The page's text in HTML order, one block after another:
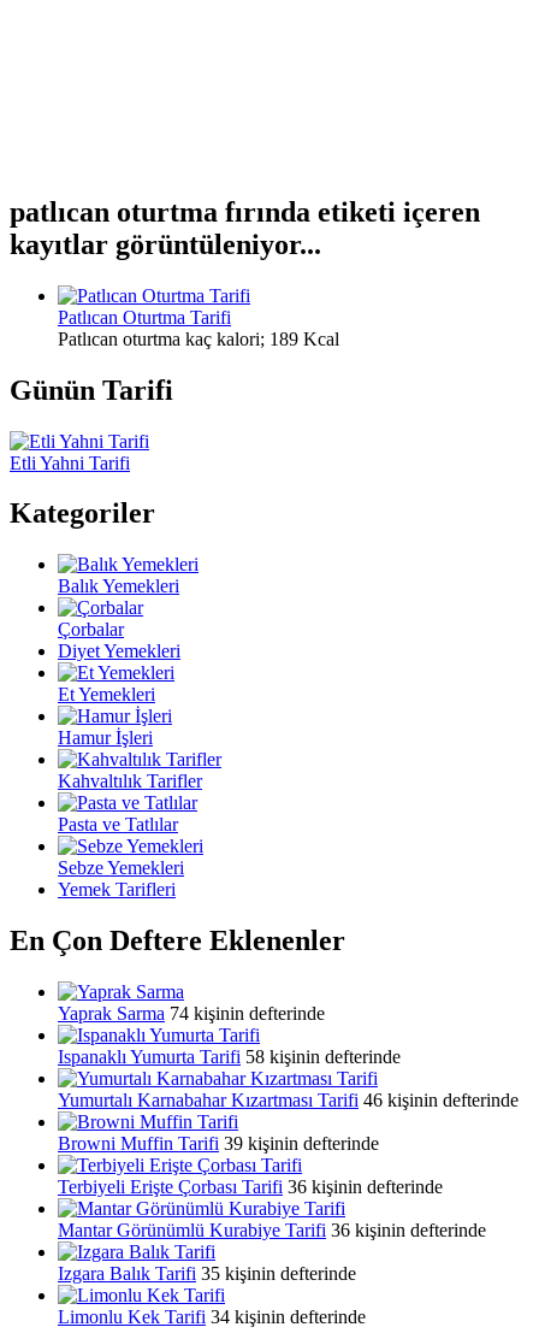
patlıcan oturtma fırında etiketi içeren
kayıtlar görüntüleniyor...
Patlıcan Oturtma Tarifi
Patlıcan oturtma kaç kalori; 189 Kcal
Günün Tarifi
Etli Yahni Tarifi
Kategoriler
Balık Yemekleri
Çorbalar
Diyet Yemekleri
Et Yemekleri
Hamur İşleri
Kahvaltılık Tarifler
Pasta ve Tatlılar
Sebze Yemekleri
Yemek Tarifleri
En Çon Deftere Eklenenler
Yaprak Sarma 74 kişinin defterinde
Ispanaklı Yumurta Tarifi 58 kişinin defterinde
Yumurtalı Karnabahar Kızartması Tarifi 46 kişinin defterinde
Browni Muffin Tarifi 39 kişinin defterinde
Terbiyeli Erişte Çorbası Tarifi 36 kişinin defterinde
Mantar Görünümlü Kurabiye Tarifi 36 kişinin defterinde
Izgara Balık Tarifi 35 kişinin defterinde
Limonlu Kek Tarifi 34 kişinin defterinde